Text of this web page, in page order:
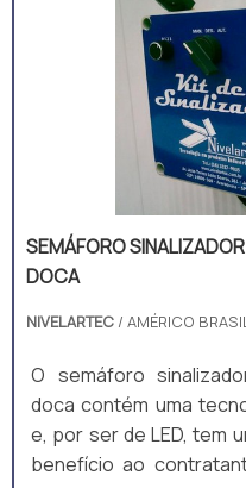
laminados U, I e
um monobloco,
soldagem MIG/MAG. • Acompanha: (a)
ART de Projeto e
Manual técnico;
SEMÁFORO
DOCA
NIVELARTEC / AMÉRICO
O semáforo
doca contém uma
e, por ser de LED, tem
benefício ao